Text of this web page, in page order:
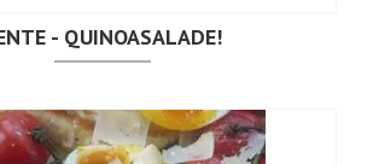
- QUINOASALADE!